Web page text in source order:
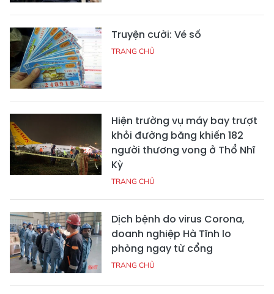
Truyện cười: Vé số
TRANG CHỦ
Hiện trường vụ máy bay trượt
khỏi đường băng khiến 182
người thương vong ở Thổ Nhĩ
Kỳ
TRANG CHỦ
Dịch bệnh do virus Corona,
doanh nghiệp Hà Tĩnh lo
phòng ngay từ cổng
TRANG CHỦ